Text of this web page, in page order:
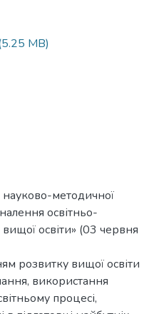
MB)
методичної
освітньо-
освіти» (03 червня
розвитку вищої освіти
використання
процесі,